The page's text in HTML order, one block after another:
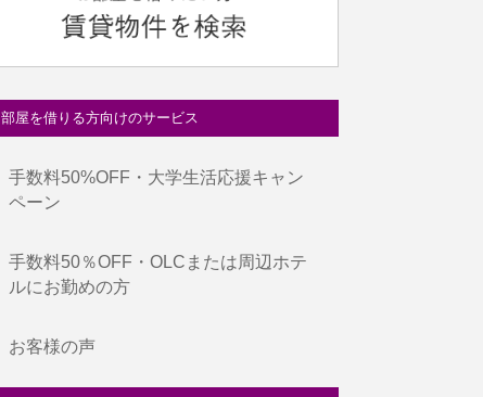
部屋を借りる方向けのサービス
手数料50%OFF・大学生活応援キャン
ペーン
手数料50％OFF・OLCまたは周辺ホテ
ルにお勤めの方
お客様の声